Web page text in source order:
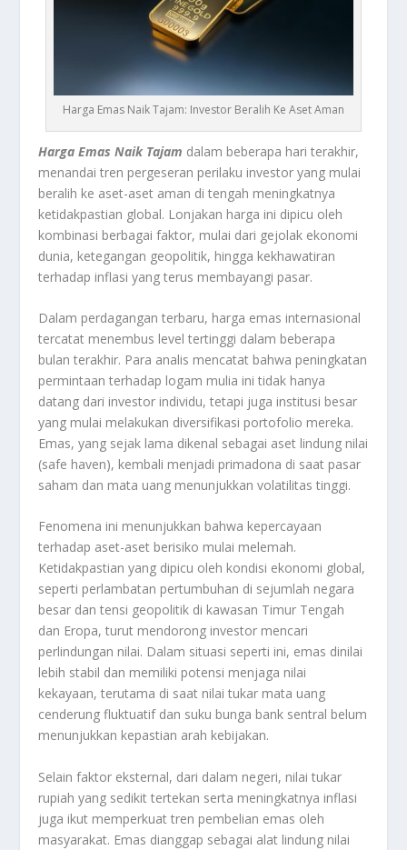
Harga Emas Naik Tajam: Investor Beralih Ke Aset Aman
Harga Emas Naik Tajam dalam beberapa hari terakhir,
menandai tren pergeseran perilaku investor yang mulai
beralih ke aset-aset aman di tengah meningkatnya
ketidakpastian global. Lonjakan harga ini dipicu oleh
kombinasi berbagai faktor, mulai dari gejolak ekonomi
dunia, ketegangan geopolitik, hingga kekhawatiran
terhadap inflasi yang terus membayangi pasar.
Dalam perdagangan terbaru, harga emas internasional
tercatat menembus level tertinggi dalam beberapa
bulan terakhir. Para analis mencatat bahwa peningkatan
permintaan terhadap logam mulia ini tidak hanya
datang dari investor individu, tetapi juga institusi besar
yang mulai melakukan diversifikasi portofolio mereka.
Emas, yang sejak lama dikenal sebagai aset lindung nilai
(safe haven), kembali menjadi primadona di saat pasar
saham dan mata uang menunjukkan volatilitas tinggi.
Fenomena ini menunjukkan bahwa kepercayaan
terhadap aset-aset berisiko mulai melemah.
Ketidakpastian yang dipicu oleh kondisi ekonomi global,
seperti perlambatan pertumbuhan di sejumlah negara
besar dan tensi geopolitik di kawasan Timur Tengah
dan Eropa, turut mendorong investor mencari
perlindungan nilai. Dalam situasi seperti ini, emas dinilai
lebih stabil dan memiliki potensi menjaga nilai
kekayaan, terutama di saat nilai tukar mata uang
cenderung fluktuatif dan suku bunga bank sentral belum
menunjukkan kepastian arah kebijakan.
Selain faktor eksternal, dari dalam negeri, nilai tukar
rupiah yang sedikit tertekan serta meningkatnya inflasi
juga ikut memperkuat tren pembelian emas oleh
masyarakat. Emas dianggap sebagai alat lindung nilai